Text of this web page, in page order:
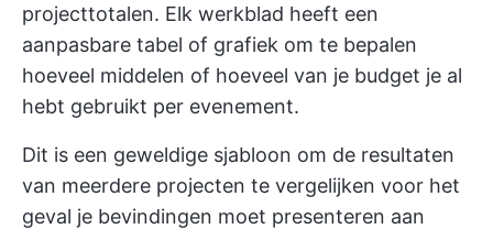
projecttotalen. Elk werkblad heeft een
aanpasbare tabel of grafiek om te bepalen
hoeveel middelen of hoeveel van je budget je al
hebt gebruikt per evenement.
Dit is een geweldige sjabloon om de resultaten
van meerdere projecten te vergelijken voor het
geval je bevindingen moet presenteren aan